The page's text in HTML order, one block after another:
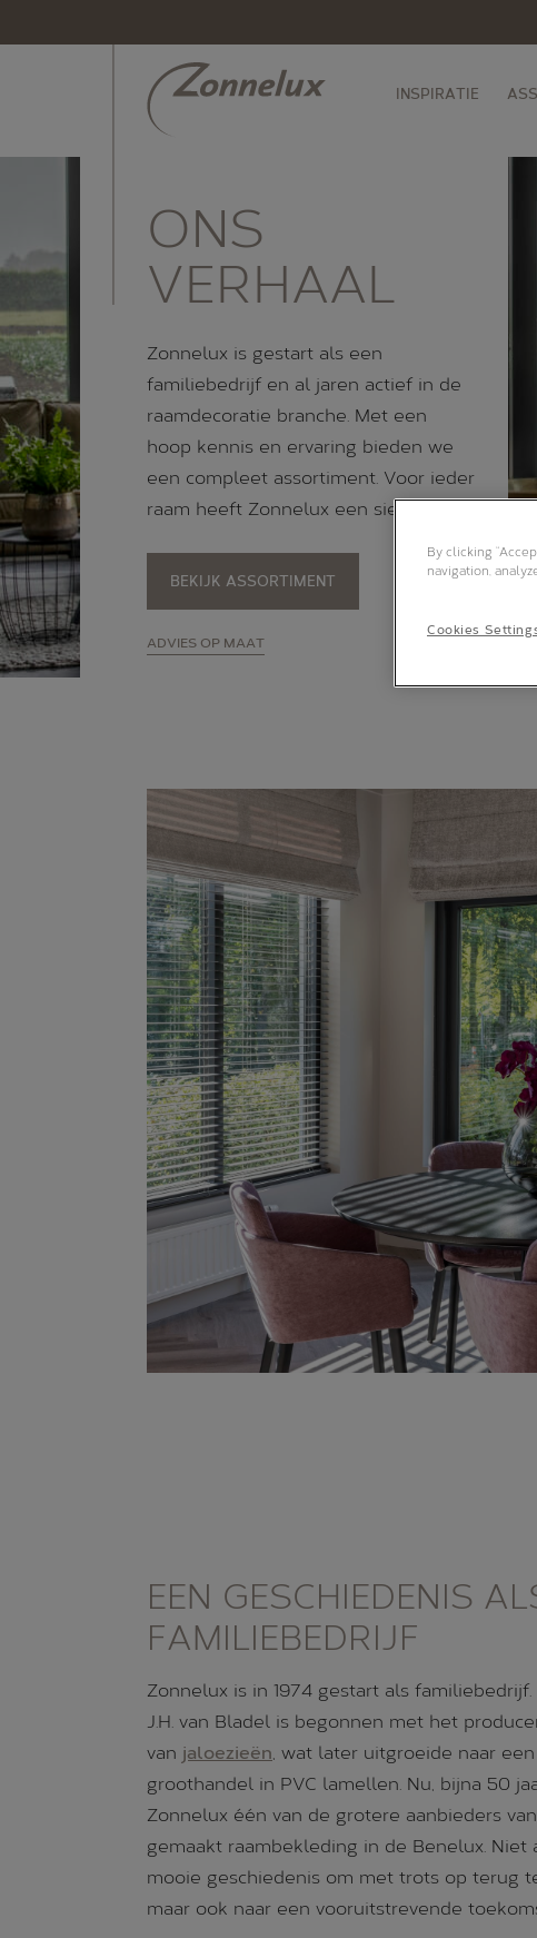
INSPIRATIE
ONS
VERHAAL
Zonnelux is gestart als een
familiebedrijf en al jaren actief in de
raamdecoratie branche. Met een
hoop kennis en ervaring bieden we
een compleet assortiment. Voor ieder
raam heeft Zonnelux een sieraad.
BEKIJK ASSORTIMENT
ADVIES OP MAAT
EEN GESCHIEDENIS
FAMILIEBEDRIJF
Zonnelux is in 1974 gestart als
J.H. van Bladel is begonnen met het
van jaloezieën, wat later uitgroeide naar een
groothandel in PVC lamellen. Nu, bijna 50
Zonnelux één van de grotere aanbieders
gemaakt raambekleding in de Benelux. Niet
mooie geschiedenis om met trots op terug
maar ook naar een vooruitstrevende
By clicking
navigation,
Cookies